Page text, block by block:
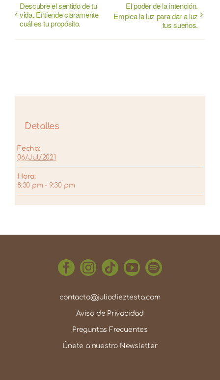
Descubre el sentido de tu
vida. Entiende claramente
cuál es tu propósito.
El poder de la intención.
Emplea la luz para dar a luz
tus sueños.
Detalles
Fecha:
06/Jul/2021
Hora:
8:30 pm - 9:30 pm
contacto@juliodieztesta.com
Aviso de Privacidad
Preguntas Frecuentes
Únete a nuestro Newsletter